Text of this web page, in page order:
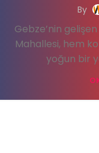
By
Gebze’nin
Mahallesi, hem
yoğun bir